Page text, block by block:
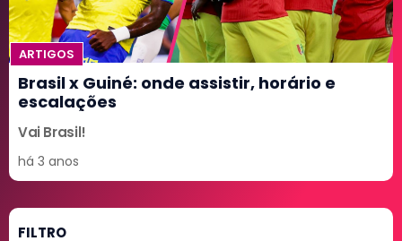
ARTIGOS
Brasil x Guiné: onde assistir, horário e
escalações
Vai Brasil!
há 3 anos
FILTRO